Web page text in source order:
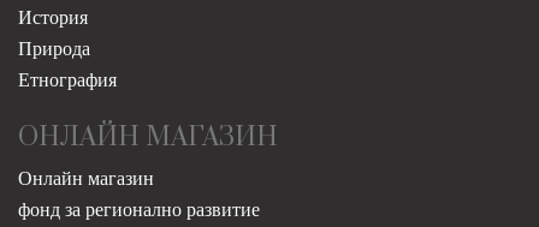
История
Природа
Етнография
ОНЛАЙН МАГАЗИН
Онлайн магазин
фонд за регионално развитие